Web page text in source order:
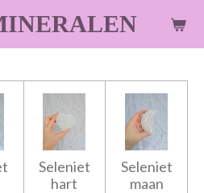
Seleniet
hart
Seleniet
maan